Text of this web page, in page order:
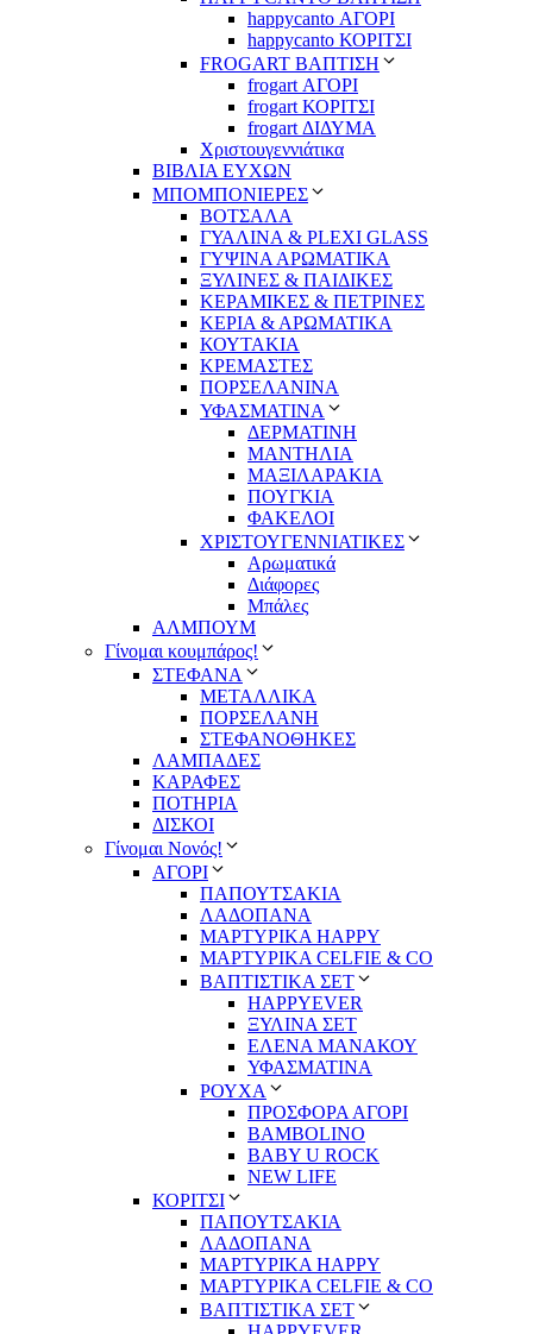
happycanto ΑΓΟΡΙ
happycanto ΚΟΡΙΤΣΙ
FROGART ΒΑΠΤΙΣΗ
frogart ΑΓΟΡΙ
frogart ΚΟΡΙΤΣΙ
frogart ΔΙΔΥΜΑ
Χριστουγεννιάτικα
ΒΙΒΛΙΑ ΕΥΧΩΝ
ΜΠΟΜΠΟΝΙΕΡΕΣ
ΒΟΤΣΑΛΑ
ΓΥΑΛΙΝΑ & PLEXI GLASS
ΓΥΨΙΝΑ ΑΡΩΜΑΤΙΚΑ
ΞΥΛΙΝΕΣ & ΠΑΙΔΙΚΕΣ
ΚΕΡΑΜΙΚΕΣ & ΠΕΤΡΙΝΕΣ
ΚΕΡΙΑ & ΑΡΩΜΑΤΙΚΑ
ΚΟΥΤΑΚΙΑ
ΚΡΕΜΑΣΤΕΣ
ΠΟΡΣΕΛΑΝΙΝΑ
ΥΦΑΣΜΑΤΙΝA
ΔΕΡΜΑΤΙΝΗ
ΜΑΝΤΗΛΙΑ
ΜΑΞΙΛΑΡΑΚΙΑ
ΠΟΥΓΚΙΑ
ΦΑΚΕΛΟΙ
ΧΡΙΣΤΟΥΓΕΝΝΙΑΤΙΚΕΣ
Αρωματικά
Διάφορες
Μπάλες
ΑΛΜΠΟΥΜ
Γίνομαι κουμπάρος!
ΣΤΕΦΑΝΑ
ΜΕΤΑΛΛΙΚΑ
ΠΟΡΣΕΛΑΝΗ
ΣΤΕΦΑΝΟΘΗΚΕΣ
ΛΑΜΠΑΔΕΣ
ΚΑΡΑΦΕΣ
ΠΟΤΗΡΙΑ
ΔΙΣΚΟΙ
Γίνομαι Νονός!
ΑΓΟΡΙ
ΠΑΠΟΥΤΣΑΚΙΑ
ΛΑΔΟΠΑΝΑ
ΜΑΡΤΥΡΙΚΑ HAPPY
ΜΑΡΤΥΡΙΚΑ CELFIE & CO
ΒΑΠΤΙΣΤΙΚΑ ΣΕΤ
HAPPYEVER
ΞΥΛΙΝΑ ΣΕΤ
ΕΛΕΝΑ ΜΑΝΑΚΟΥ
ΥΦΑΣΜΑΤΙΝΑ
ΡΟΥΧΑ
ΠΡΟΣΦΟΡΑ ΑΓΟΡΙ
BAMBOLINO
BABY U ROCK
NEW LIFE
ΚΟΡΙΤΣΙ
ΠΑΠΟΥΤΣΑΚΙΑ
ΛΑΔΟΠΑΝΑ
ΜΑΡΤΥΡΙΚΑ HAPPY
ΜΑΡΤΥΡΙΚΑ CELFIE & CO
ΒΑΠΤΙΣΤΙΚΑ ΣΕΤ